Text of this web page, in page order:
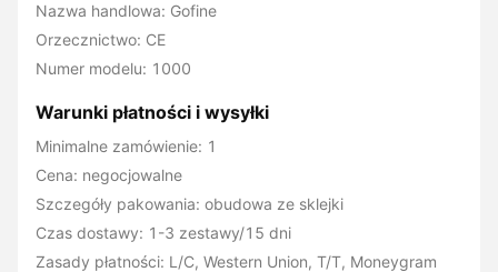
Nazwa handlowa: Gofine
Orzecznictwo: CE
Numer modelu: 1000
Warunki płatności i wysyłki
Minimalne zamówienie: 1
Cena: negocjowalne
Szczegóły pakowania: obudowa ze sklejki
Czas dostawy: 1-3 zestawy/15 dni
Zasady płatności: L/C, Western Union, T/T, Moneygram